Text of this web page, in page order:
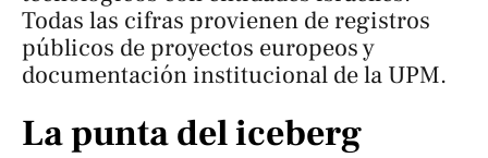
Todas las cifras provienen de registros
públicos de proyectos europeos y
documentación institucional de la UPM.
La punta del iceberg